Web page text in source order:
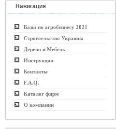
Навигация
Базы по агробизнесу 2021
Строительство Украины
Дерево и Мебель
Инструкция
Контакты
F.A.Q.
Каталог фирм
О компании